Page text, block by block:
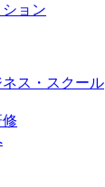
ョン
ス・スクール